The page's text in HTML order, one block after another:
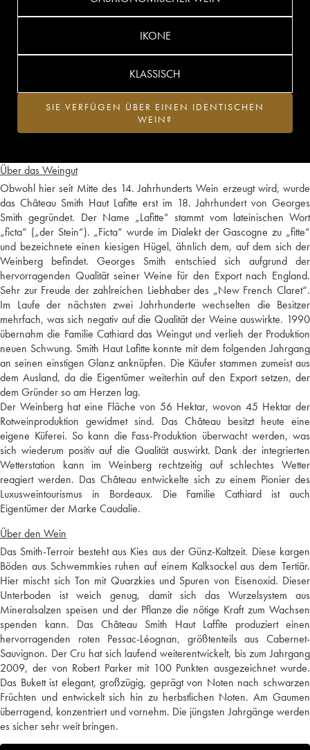
Über das Weingut
Obwohl hier seit Mitte des 14. Jahrhunderts Wein erzeugt wird, wurde
das Château Smith Haut Lafitte erst im 18. Jahrhundert von Georges
Smith gegründet. Der Name „Lafitte“ stammt vom lateinischen Wort
„ficta“ („der Stein“). „Ficta“ wurde im Dialekt der Gascogne zu „fitte“
und bezeichnete einen kiesigen Hügel, ähnlich dem, auf dem sich der
Weinberg befindet. Georges Smith entschied sich aufgrund der
hervorragenden Qualität seiner Weine für den Export nach England.
Sehr zur Freude der zahlreichen Liebhaber des „New French Claret“.
Im Laufe der nächsten zwei Jahrhunderte wechselten die Besitzer
mehrfach, was sich negativ auf die Qualität der Weine auswirkte. 1990
übernahm die Familie Cathiard das Weingut und verlieh der Produktion
neuen Schwung. Smith Haut Lafitte konnte mit dem folgenden Jahrgang
an seinen einstigen Glanz anknüpfen. Die Käufer stammen zumeist aus
dem Ausland, da die Eigentümer weiterhin auf den Export setzen, der
dem Gründer so am Herzen lag.
Der Weinberg hat eine Fläche von 56 Hektar, wovon 45 Hektar der
Rotweinproduktion gewidmet sind. Das Château besitzt heute eine
eigene Küferei. So kann die Fass-Produktion überwacht werden, was
sich wiederum positiv auf die Qualität auswirkt. Dank der integrierten
Wetterstation kann im Weinberg rechtzeitig auf schlechtes Wetter
reagiert werden. Das Château entwickelte sich zu einem Pionier des
Luxusweintourismus in Bordeaux. Die Familie Cathiard ist auch
Eigentümer der Marke Caudalie.
Über den Wein
Das Smith-Terroir besteht aus Kies aus der Günz-Kaltzeit. Diese kargen
Böden aus Schwemmkies ruhen auf einem Kalksockel aus dem Tertiär.
Hier mischt sich Ton mit Quarzkies und Spuren von Eisenoxid. Dieser
Unterboden ist weich genug, damit sich das Wurzelsystem aus
Mineralsalzen speisen und der Pflanze die nötige Kraft zum Wachsen
spenden kann. Das Château Smith Haut Laffite produziert einen
hervorragenden roten Pessac-Léognan, größtenteils aus Cabernet-
Sauvignon. Der Cru hat sich laufend weiterentwickelt, bis zum Jahrgang
2009, der von Robert Parker mit 100 Punkten ausgezeichnet wurde.
Das Bukett ist elegant, großzügig, geprägt von Noten nach schwarzen
Früchten und entwickelt sich hin zu herbstlichen Noten. Am Gaumen
überragend, konzentriert und vornehm. Die jüngsten Jahrgänge werden
es sicher sehr weit bringen.
IKONE
KLASSISCH
SIE VERFÜGEN ÜBER EINEN IDENTISCHEN
WEIN?